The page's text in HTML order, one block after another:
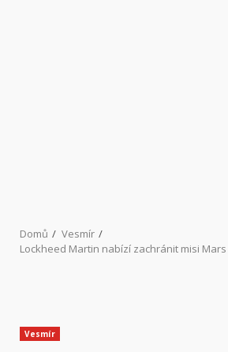
Domů
Vesmír
Lockheed Martin nabízí zachránit misi
Vesmír